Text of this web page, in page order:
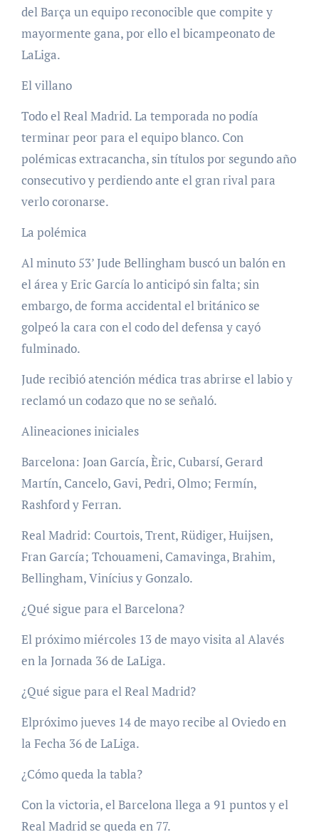
del Barça un equipo reconocible que compite y
mayormente gana, por ello el bicampeonato de
LaLiga.
El villano
Todo el Real Madrid. La temporada no podía
terminar peor para el equipo blanco. Con
polémicas extracancha, sin títulos por segundo año
consecutivo y perdiendo ante el gran rival para
verlo coronarse.
La polémica
Al minuto 53’ Jude Bellingham buscó un balón en
el área y Eric García lo anticipó sin falta; sin
embargo, de forma accidental el británico se
golpeó la cara con el codo del defensa y cayó
fulminado.
Jude recibió atención médica tras abrirse el labio y
reclamó un codazo que no se señaló.
Alineaciones iniciales
Barcelona: Joan García, Èric, Cubarsí, Gerard
Martín, Cancelo, Gavi, Pedri, Olmo; Fermín,
Rashford y Ferran.
Real Madrid: Courtois, Trent, Rüdiger, Huijsen,
Fran García; Tchouameni, Camavinga, Brahim,
Bellingham, Vinícius y Gonzalo.
¿Qué sigue para el Barcelona?
El próximo miércoles 13 de mayo visita al Alavés
en la Jornada 36 de LaLiga.
¿Qué sigue para el Real Madrid?
Elpróximo jueves 14 de mayo recibe al Oviedo en
la Fecha 36 de LaLiga.
¿Cómo queda la tabla?
Con la victoria, el Barcelona llega a 91 puntos y el
Real Madrid se queda en 77.